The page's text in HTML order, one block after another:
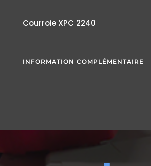
Courroie XPC 2240
INFORMATION COMPLÉMENTAIRE